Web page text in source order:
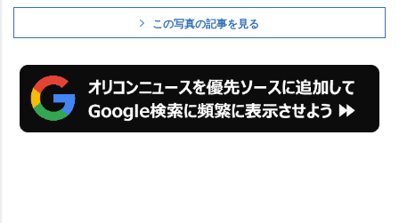
この写真の記事を見る